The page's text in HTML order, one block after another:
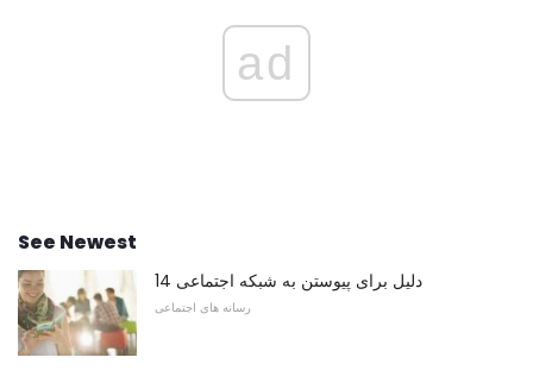
ad
See Newest
14 دلیل برای پیوستن به شبکه اجتماعی
رسانه های اجتماعی